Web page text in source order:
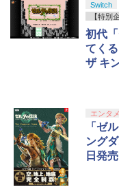
Switch
【特別
初代
てく
ザ キ
エンタメ
「ゼ
ング
日発